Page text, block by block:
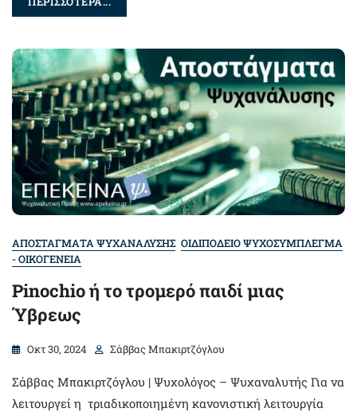
ΑΠΟΣΤΑΓΜΑΤΑ ΨΥΧΑΝΑΛΥΣΗΣ ΟΙΔΙΠΟΔΕΙΟ ΨΥΧΟΣΥΜΠΛΕΓΜΑ
- ΟΙΚΟΓΕΝΕΙΑ
Pinochio ή το τρομερό παιδί μιας
Ύβρεως
Οκτ 30, 2024 Σάββας Μπακιρτζόγλου
Σάββας Μπακιρτζόγλου | Ψυχολόγος – Ψυχαναλυτής Για να
λειτουργεί η τριαδικοποιημένη κανονιστική λειτουργία